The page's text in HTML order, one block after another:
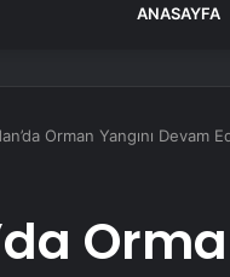
ANASAYFA
Orman Yangını Devam